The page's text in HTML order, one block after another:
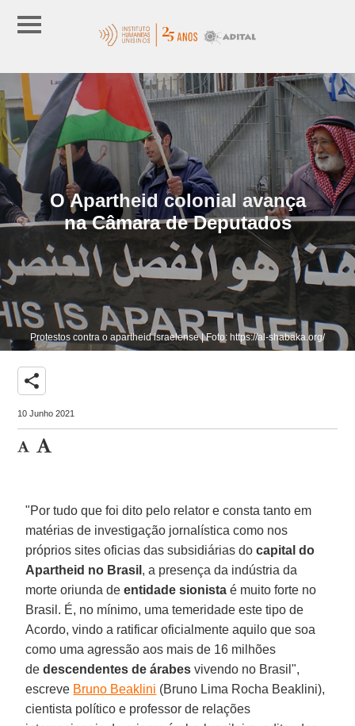
O Apartheid colonial avança
na Câmara de Deputados
Protestos contra o apartheid israelense | Foto: https://al-shabaka.org/
share
10 Junho 2021
"Por tudo que foi dito pelo relator e consta tanto em
matérias de investigação jornalística como nos
próprios sites oficias das subsidiárias docapital do
Apartheid no Brasil , a presença da indústria da
morte oriunda deentidade sionista é muito forte no
Brasil. É, no mínimo, uma temeridade este tipo de
Acordo, vindo a ratificar oficialmente aquilo que soa
como uma agressão aos mais de 16 milhões
dedescendentes de árabes vivendo no Brasil",
escreve Bruno Beaklini (Bruno Lima Rocha Beaklini),
cientista político e professor de relações